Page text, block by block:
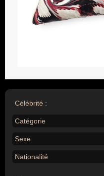
Célébrité :
Catégorie
Sexe
Nationalité